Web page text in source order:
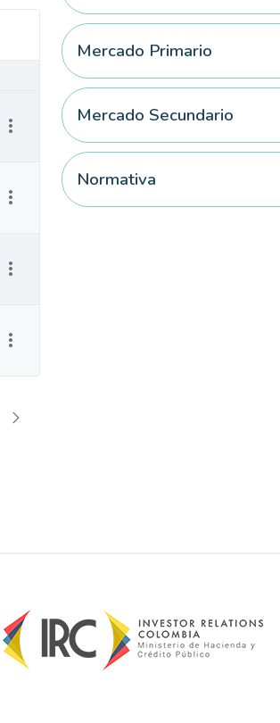
Acciones del elementoMercado Primario
Mercado Secundario
Normativa